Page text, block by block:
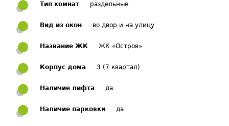
Тип комнат раздельные
Вид из окон во двор и на улицу
Название ЖК ЖК «Остров»
Корпус дома 3 (7 квартал)
Наличие лифта да
Наличие парковки да